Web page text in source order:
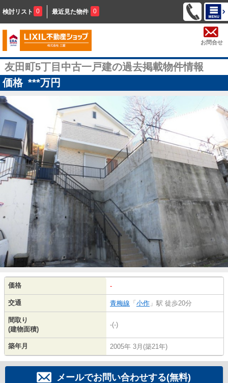
検討リスト 0 最近見た物件 0
お問合せ
友田町5丁目中古一戸建の過去掲載物件情報
価格 ***万円
価格 -
交通 青梅線 「小作 」駅 徒歩20分
間取り
(建物面積)
-(-)
築年月 2005年 3月(築21年)
メールでお問い合わせする(無料)